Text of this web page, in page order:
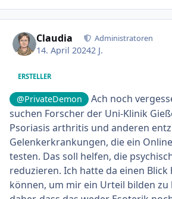
Claudia Administratoren
14. April 20242 J.
ERSTELLER
@PrivateDemon
Ach noch
suchen Forscher der Uni-Klinik
Psoriasis arthritis und anderen
Gelenkerkrankungen, die ein
testen. Das soll helfen, die
reduzieren. Ich hatte da einen
können, um mir ein Urteil bilden